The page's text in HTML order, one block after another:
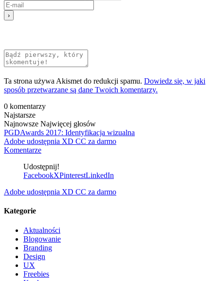
Ta strona używa Akismet do redukcji spamu. Dowiedz się, w jaki
sposób przetwarzane są dane Twoich komentarzy.
0 komentarzy
Najstarsze
Najnowsze Najwięcej głosów
PGDAwards 2017: Identyfikacja wizualna
Adobe udostępnia XD CC za darmo
Komentarze
Udostępnij!
FacebookXPinterestLinkedIn
Adobe udostępnia XD CC za darmo
Kategorie
Aktualności
Blogowanie
Branding
Design
UX
Freebies